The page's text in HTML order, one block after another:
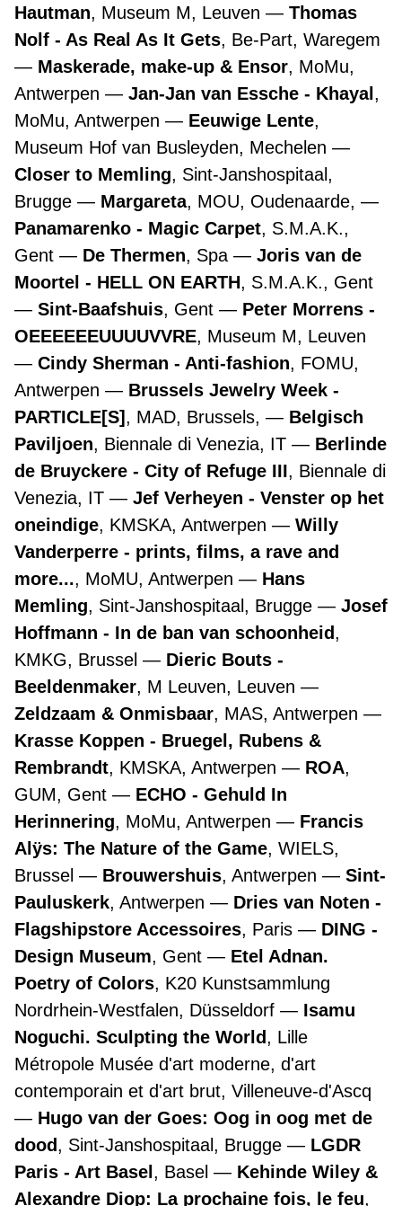
Hautman, Museum M, Leuven
Thomas
Nolf - As Real As It Gets, Be-Part, Waregem
Maskerade, make-up & Ensor, MoMu,
Antwerpen
Jan-Jan van Essche - Khayal ,
MoMu, Antwerpen
Eeuwige Lente,
Museum Hof van Busleyden, Mechelen
Closer to Memling, Sint-Janshospitaal,
Brugge
Margareta, MOU, Oudenaarde,
Panamarenko - Magic Carpet, S.M.A.K.,
Gent
De Thermen, Spa
Joris van de
Moortel - HELL ON EARTH, S.M.A.K., Gent
Sint-Baafshuis, Gent
Peter Morrens -
OEEEEEEUUUUVVRE, Museum M, Leuven
Cindy Sherman - Anti-fashion, FOMU,
Antwerpen
Brussels Jewelry Week -
PARTICLE[S] , MAD, Brussels,
Belgisch
Paviljoen, Biennale di Venezia, IT
Berlinde
de Bruyckere - City of Refuge III, Biennale di
Venezia, IT
Jef Verheyen - Venster op het
oneindige, KMSKA, Antwerpen
Willy
Vanderperre - prints, films, a rave and
more..., MoMU, Antwerpen
Hans
Memling, Sint-Janshospitaal, Brugge
Josef
Hoffmann - In de ban van schoonheid,
KMKG, Brussel
Dieric Bouts -
Beeldenmaker, M Leuven, Leuven
Zeldzaam & Onmisbaar, MAS, Antwerpen
Krasse Koppen - Bruegel, Rubens &
Rembrandt, KMSKA, Antwerpen ROA,
GUM, Gent
ECHO - Gehuld In
Herinnering, MoMu, Antwerpen
Francis
Alÿs: The Nature of the Game, WIELS,
Brussel
Brouwershuis, Antwerpen
Sint-
Pauluskerk, Antwerpen
Dries van Noten -
Flagshipstore Accessoires, Paris
DING -
Design Museum, Gent
Etel Adnan.
Poetry of Colors, K20 Kunstsammlung
Nordrhein-Westfalen, Düsseldorf
Isamu
Noguchi. Sculpting the World, Lille
Métropole Musée d'art moderne, d'art
contemporain et d'art brut, Villeneuve-d'Ascq
Hugo van der Goes: Oog in oog met de
dood, Sint-Janshospitaal, Brugge
LGDR
Paris - Art Basel , Basel
Kehinde Wiley &
Alexandre Diop: La prochaine fois, le feu,